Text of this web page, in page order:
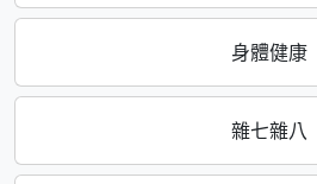
身體健康
雜七雜八